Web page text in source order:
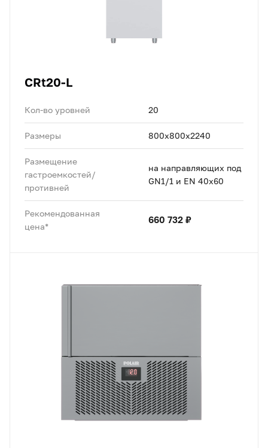
CRt20-L
Кол-во уровней 20
Размеры 800x800x2240
Размещение
гастроемкостей/
противней
на направляющих под
GN1/1 и EN 40x60
Рекомендованная
цена*
660 732 ₽